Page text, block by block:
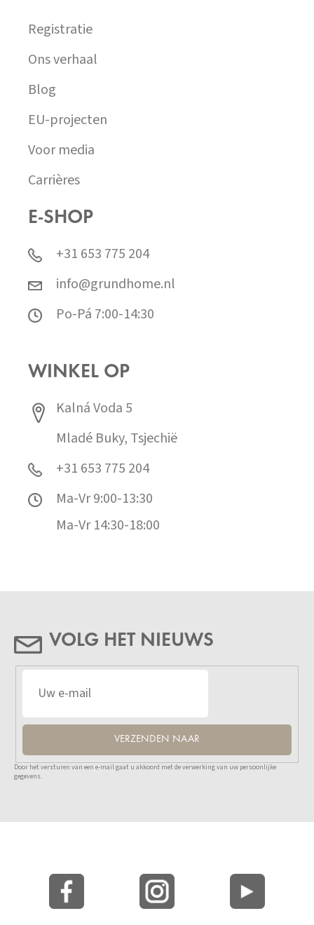
Registratie
Ons verhaal
Blog
EU-projecten
Voor media
Carrières
E-SHOP
+31 653 775 204
info@grundhome.nl
Po-Pá 7:00-14:30
WINKEL OP
Kalná Voda 5
Mladé Buky, Tsjechië
+31 653 775 204
Ma-Vr 9:00-13:30
Ma-Vr 14:30-18:00
VOLG HET NIEUWS
VERZENDEN NAAR
Door het versturen van een e-mail gaat u akkoord met de verwerking van uw persoonlijke
gegevens.